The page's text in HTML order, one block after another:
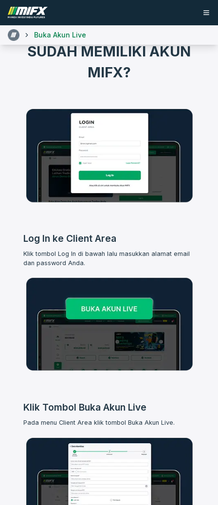
Buka Akun Live
SUDAH MEMILIKI AKUN
MIFX?
Log In ke Client Area
Klik tombol Log In di bawah lalu masukkan alamat email
dan password Anda.
Klik Tombol Buka Akun Live
Pada menu Client Area klik tombol Buka Akun Live.